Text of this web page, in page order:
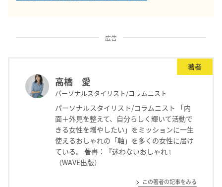
広告
著者
高橋 愛
パーソナルスタイリスト/コラムニスト
パーソナルスタイリスト/コラムニスト 「内
面＋外見を整えて、自分らしく輝いて活動で
きる女性を増やしたい」をミッションに一生
使えるおしゃれの「軸」を多くの女性に届け
ている。 著書：『迷わないおしゃれ』
（WAVE出版）
この著者の記事をみる